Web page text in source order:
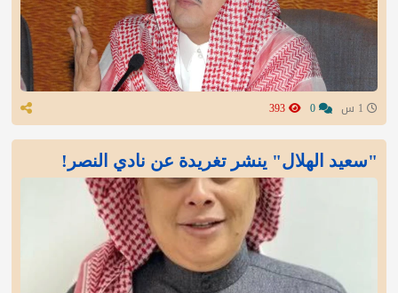
"سعيد الهلال" ينشر تغريدة عن نادي النصر!